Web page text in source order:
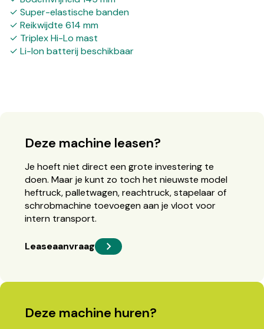
✓ Super-elastische banden
✓ Reikwijdte 614 mm
✓ Triplex Hi-Lo mast
✓ Li-Ion batterij beschikbaar
Deze machine leasen?
Je hoeft niet direct een grote investering te
doen. Maar je kunt zo toch het nieuwste model
heftruck, palletwagen, reachtruck, stapelaar of
schrobmachine toevoegen aan je vloot voor
intern transport.
Leaseaanvraag
Deze machine huren?